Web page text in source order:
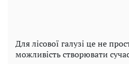
Для лісової галузі це не
можливість створювати